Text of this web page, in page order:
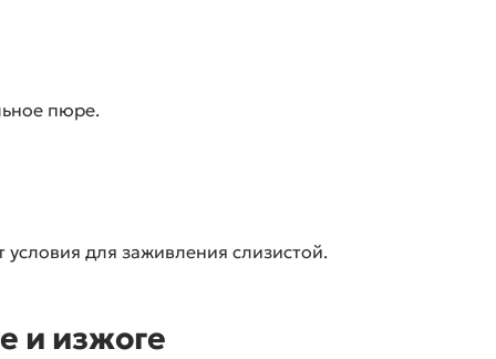
пюре.
условия для заживления слизистой.
и изжоге